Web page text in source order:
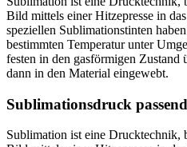
Bild mittels einer Hitzepresse in
speziellen Sublimationstinten
bestimmten Temperatur unter
festen in den gasförmigen
dann in den Material eingewebt.
Sublimationsdruck passend
Sublimation ist eine Drucktechnik,